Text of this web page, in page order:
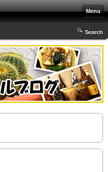
Menu
Search